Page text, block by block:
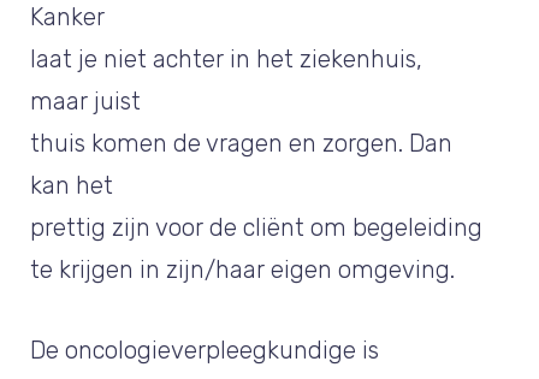
Kanker
laat je niet achter in het ziekenhuis,
maar juist
thuis komen de vragen en zorgen. Dan
kan het
prettig zijn voor de cliënt om begeleiding
te krijgen in zijn/haar eigen omgeving.
De oncologieverpleegkundige is